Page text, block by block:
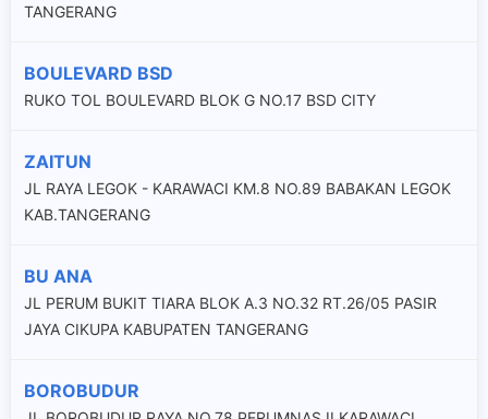
TANGERANG
BOULEVARD BSD
RUKO TOL BOULEVARD BLOK G NO.17 BSD CITY
ZAITUN
JL RAYA LEGOK - KARAWACI KM.8 NO.89 BABAKAN LEGOK
KAB.TANGERANG
BU ANA
JL PERUM BUKIT TIARA BLOK A.3 NO.32 RT.26/05 PASIR
JAYA CIKUPA KABUPATEN TANGERANG
BOROBUDUR